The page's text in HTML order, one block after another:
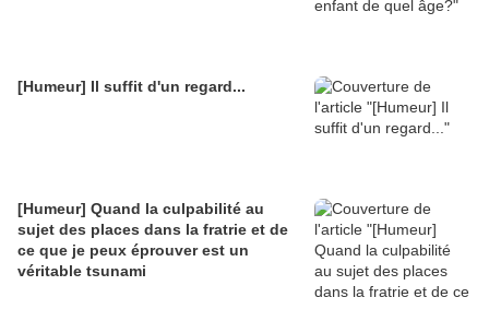
[Humeur] Il suffit d'un regard...
[Humeur] Quand la culpabilité au
sujet des places dans la fratrie et de
ce que je peux éprouver est un
véritable tsunami